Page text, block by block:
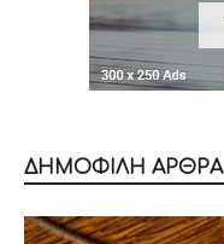
ΔΗΜΟΦΙΛΗ ΑΡΘΡΑ